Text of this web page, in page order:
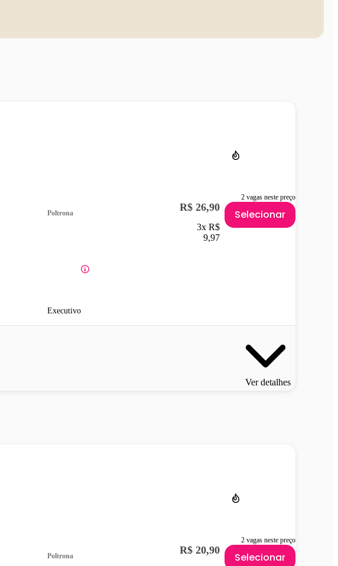
2 vagas neste preço
Poltrona
Executivo
R$ 26,90
3x R$
9,97
Selecionar
Ver detalhes
2 vagas neste preço
Poltrona R$ 20,90
Selecionar